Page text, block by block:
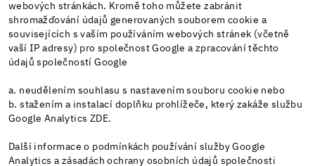
webových stránkách. Kromě toho můžete zabránit
shromažďování údajů generovaných souborem cookie a
souvisejících s vaším používáním webových stránek (včetně
vaší IP adresy) pro společnost Google a zpracování těchto
údajů společností Google
a. neudělením souhlasu s nastavením souboru cookie nebo
b. stažením a instalací doplňku prohlížeče, který zakáže službu
Google Analytics ZDE.
Další informace o podmínkách používání služby Google
Analytics a zásadách ochrany osobních údajů společnosti